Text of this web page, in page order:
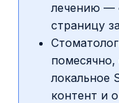
лечению —
страницу
локальное
контент и